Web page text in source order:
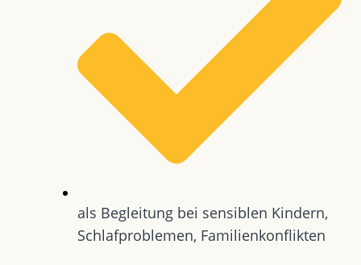
als Begleitung bei sensiblen Kindern,
Schlafproblemen, Familienkonflikten